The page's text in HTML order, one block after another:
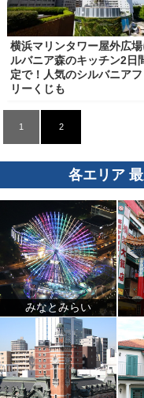
横浜マリンタワー屋外広
ルバニア森のキッチン2日
定で！人気のシルバニアフ
リーくじも
1 2
各エリア
みなとみらい